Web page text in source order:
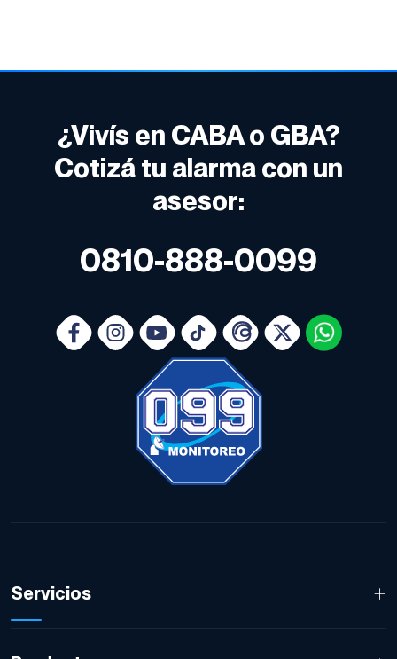
¿Vivís en CABA o GBA?
Cotizá tu alarma con un
asesor:
0810-888-0099
Servicios +